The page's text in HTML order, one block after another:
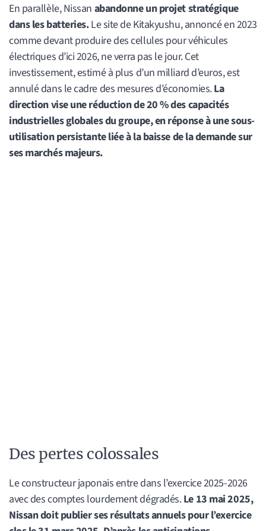
En parallèle, Nissan abandonne un projet stratégique
dans les batteries.Le site de Kitakyushu, annoncé en 2023
comme devant produire des cellules pour véhicules
électriques d’ici 2026, ne verra pas le jour. Cet
investissement, estimé à plus d’un milliard d’euros, est
annulé dans le cadre des mesures d’économies.La
direction vise une réduction de 20 % des capacités
industrielles globales du groupe, en réponse à une sous-
utilisation persistante liée à la baisse de la demande sur
ses marchés majeurs.
Des pertes colossales
Le constructeur japonais entre dans l’exercice 2025-2026
avec des comptes lourdement dégradés.Le 13 mai 2025,
Nissan doit publier ses résultats annuels pour l’exercice